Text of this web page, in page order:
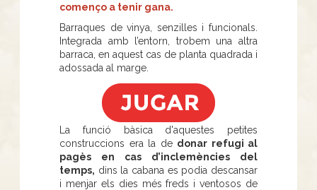
començo a tenir gana.
Barraques de vinya, senzilles i funcionals.
Integrada amb l’entorn, trobem una altra
barraca, en aquest cas de planta quadrada i
adossada al marge.
La funció bàsica d'aquestes petites
construccions era la de donar refugi al
pagès en cas d’inclemències del
temps, dins la cabana es podia descansar
i menjar els dies més freds i ventosos de